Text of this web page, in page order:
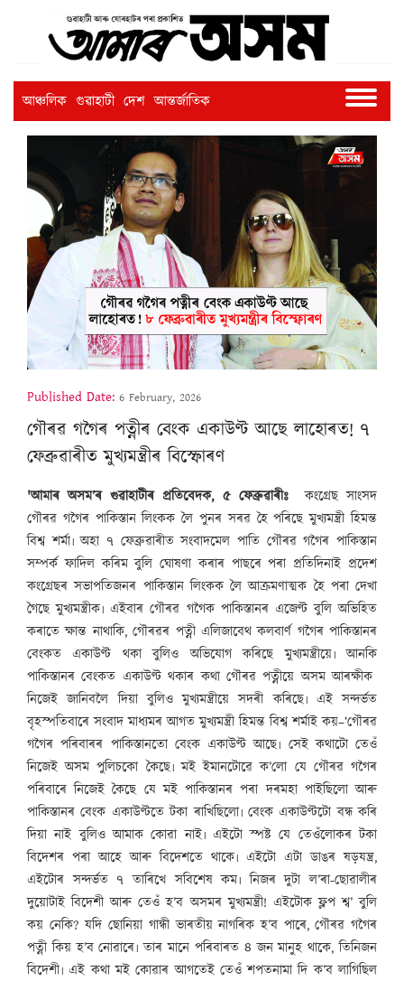
আঞ্চলিক গুৱাহাটী দেশ আন্তৰ্জাতিক
Published Date: 6 February, 2026
গৌৰৱ গগৈৰ পত্নীৰ বেংক একাউণ্ট আছে লাহোৰত! ৭
ফেব্ৰুৱাৰীত মুখ্যমন্ত্ৰীৰ বিস্ফোৰণ
'আমাৰ অসম’ৰ গুৱাহাটীৰ প্ৰতিবেদক, ৫ ফেব্ৰুৱাৰীঃ
কংগ্ৰেছ সাংসদ
গৌৰৱ গগৈৰ পাকিস্তান লিংকক লৈ পুনৰ সৰৱ হৈ পৰিছে মুখ্যমন্ত্ৰী হিমন্ত
বিশ্ব শৰ্মা৷ অহা ৭ ফেব্ৰুৱাৰীত সংবাদমেল পাতি গৌৰৱ গগৈৰ পাকিস্তান
সম্পৰ্ক ফাদিল কৰিম বুলি ঘোষণা কৰাৰ পাছৰে পৰা প্ৰতিদিনাই প্ৰদেশ
কংগ্ৰেছৰ সভাপতিজনৰ পাকিস্তান লিংকক লৈ আক্ৰমণাত্মক হৈ পৰা দেখা
গৈছে মুখ্যমন্ত্ৰীক৷ এইবাৰ গৌৰৱ গগৈক পাকিস্তানৰ এজেণ্ট বুলি অভিহিত
কৰাতে ক্ষান্ত নাথাকি, গৌৰৱৰ পত্নী এলিজাবেথ কলবাৰ্ণ গগৈৰ পাকিস্তানৰ
বেংকত একাউণ্ট থকা বুলিও অভিযোগ কৰিছে মুখ্যমন্ত্ৰীয়ে৷ আনকি
পাকিস্তানৰ বেংকত একাউণ্ট থকাৰ কথা গৌৰৱ পত্নীয়ে অসম আৰক্ষীক
নিজেই জানিবলৈ দিয়া বুলিও মুখ্যমন্ত্ৰীয়ে সদৰী কৰিছে৷ এই সন্দৰ্ভত
বৃহস্পতিবাৰে সংবাদ মাধ্যমৰ আগত মুখ্যমন্ত্ৰী হিমন্ত বিশ্ব শৰ্মাই কয়–‘গৌৰৱ
গগৈৰ পৰিবাৰৰ পাকিস্তানতো বেংক একাউণ্ট আছে৷ সেই কথাটো তেওঁ
নিজেই অসম পুলিচকো কৈছে৷ মই ইমানটোৱে ক’লো যে গৌৰৱ গগৈৰ
পৰিবাৰে নিজেই কৈছে যে মই পাকিস্তানৰ পৰা দৰমহা পাইছিলো আৰু
পাকিস্তানৰ বেংক একাউণ্টতে টকা ৰাখিছিলো৷ বেংক একাউণ্টটো বন্ধ কৰি
দিয়া নাই বুলিও আমাক কোৱা নাই৷ এইটো স্পষ্ট যে তেওঁলোকৰ টকা
বিদেশৰ পৰা আহে আৰু বিদেশতে থাকে৷ এইটো এটা ডাঙৰ ষড়যন্ত্ৰ,
এইটোৰ সন্দৰ্ভত ৭ তাৰিখে সবিশেষ কম৷ নিজৰ দুটা ল’ৰা-ছোৱালীৰ
দুয়োটাই বিদেশী আৰু তেওঁ হ’ব অসমৰ মুখ্যমন্ত্ৰী! এইটোক ফ্লপ শ্ব’ বুলি
কয় নেকি? যদি ছোনিয়া গান্ধী ভাৰতীয় নাগৰিক হ’ব পাৰে, গৌৰৱ গগৈৰ
পত্নী কিয় হ’ব নোৱাৰে৷ তাৰ মানে পৰিবাৰত ৪ জন মানুহ থাকে, তিনিজন
বিদেশী৷ এই কথা মই কোৱাৰ আগতেই তেওঁ শপতনামা দি ক’ব লাগিছিল